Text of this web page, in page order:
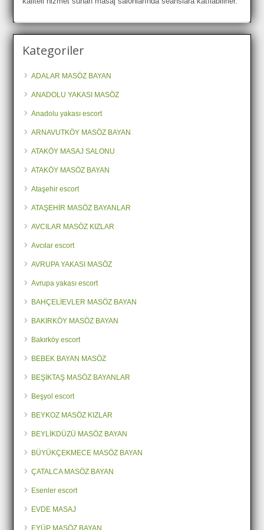
Kategoriler
ADALAR MASÖZ BAYAN
ANADOLU YAKASI MASÖZ
Anadolu yakası escort
ARNAVUTKÖY MASÖZ BAYAN
ATAKÖY MASAJ SALONU
ATAKÖY MASÖZ BAYAN
Ataşehir escort
ATAŞEHİR MASÖZ BAYANLAR
AVCILAR MASÖZ KIZLAR
Avcılar escort
AVRUPA YAKASI MASÖZ
Avrupa yakası escort
BAHÇELİEVLER MASÖZ BAYAN
BAKIRKÖY MASÖZ BAYAN
Bakırköy escort
BEBEK BAYAN MASÖZ
BEŞİKTAŞ MASÖZ BAYANLAR
Beşyol escort
BEYKOZ MASÖZ KIZLAR
BEYLİKDÜZÜ MASÖZ BAYAN
BÜYÜKÇEKMECE MASÖZ BAYAN
ÇATALCA MASÖZ BAYAN
Esenler escort
EVDE MASAJ
EYÜP MASÖZ BAYAN